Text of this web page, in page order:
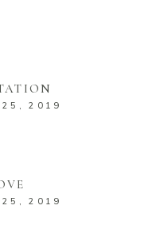
25, 2019
25, 2019